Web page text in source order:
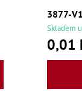
3877-
Skladem
0,01